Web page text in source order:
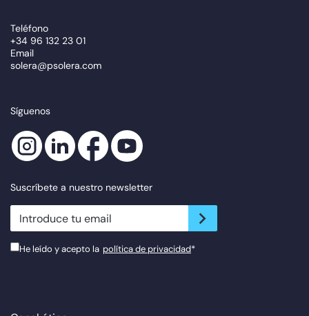
Teléfono
+34 96 132 23 01
Email
solera@psolera.com
Síguenos
Suscríbete a nuestro newsletter
newsletter.suscribe
He leído y acepto la política de privacidad*